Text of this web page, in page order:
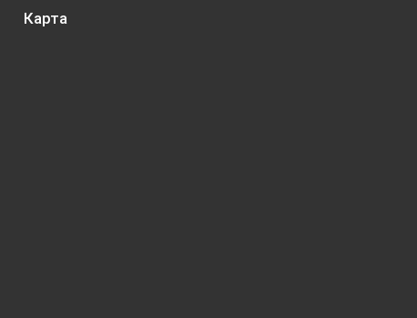
Карта